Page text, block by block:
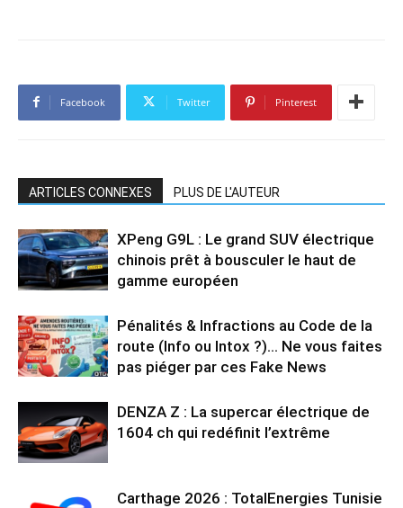
Facebook Twitter Pinterest
ARTICLES CONNEXES PLUS DE L'AUTEUR
XPeng G9L : Le grand SUV électrique
chinois prêt à bousculer le haut de
gamme européen
Pénalités & Infractions au Code de la
route (Info ou Intox ?)… Ne vous faites
pas piéger par ces Fake News
DENZA Z : La supercar électrique de
1604 ch qui redéfinit l’extrême
Carthage 2026 : TotalEnergies Tunisie